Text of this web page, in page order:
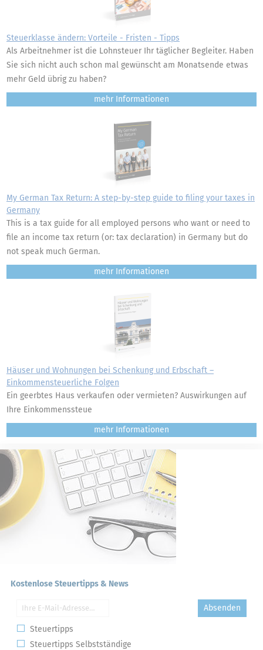
Steuerklasse ändern: Vorteile - Fristen - Tipps
Als Arbeitnehmer ist die Lohnsteuer Ihr täglicher Begleiter. Haben
Sie sich nicht auch schon mal gewünscht am Monatsende etwas
mehr Geld übrig zu haben?
mehr
My German Tax Return: A step-by-step guide to filing your taxes in
Germany
This is a tax guide for all employed persons who want or need to
file an income tax return (or: tax declaration) in Germany but do
not speak much German.
mehr
Häuser und Wohnungen bei Schenkung und Erbschaft –
Einkommensteuerliche Folgen
Ein geerbtes Haus verkaufen oder vermieten? Auswirkungen auf
Ihre Einkommenssteue
mehr
Kostenlose Steuertipps & News
Absenden
Steuertipps
Steuertipps Selbstständige